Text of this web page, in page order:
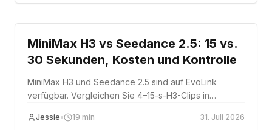
Comparison
MiniMax H3 vs Seedance 2.5: 15 vs.
30 Sekunden, Kosten und Kontrolle
MiniMax H3 und Seedance 2.5 sind auf EvoLink
verfügbar. Vergleichen Sie 4–15-s-H3-Clips in
Kosten.
Jessie• 19 min 31. Juli 2026